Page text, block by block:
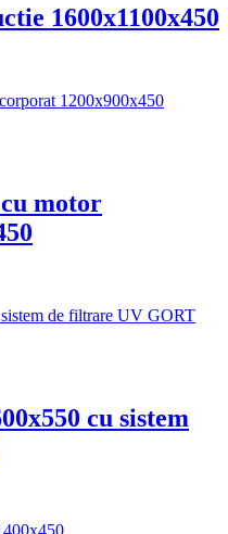
1600x1100x450
motor
cu sistem